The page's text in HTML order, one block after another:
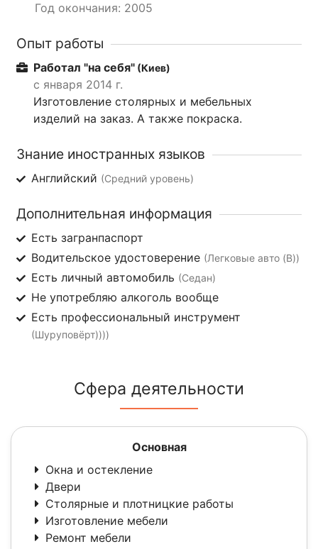
Год окончания: 2005
Опыт работы
Работал "на себя" (Киев)
с января 2014 г.
Изготовление столярных и мебельных
изделий на заказ. А также покраска.
Знание иностранных языков
Английский (Средний уровень)
Дополнительная информация
Есть загранпаспорт
Водительское удостоверение (Легковые авто (B))
Есть личный автомобиль (Седан)
Не употребляю алкоголь вообще
Есть профессиональный инструмент
(Шуруповёрт))))
Сфера деятельности
Основная
Окна и остекление
Двери
Столярные и плотницкие работы
Изготовление мебели
Ремонт мебели